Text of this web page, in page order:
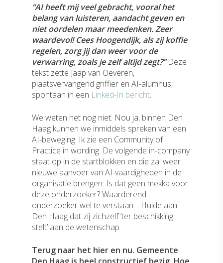
“AI heeft mij veel gebracht, vooral het
belang van luisteren, aandacht geven en
niet oordelen maar meedenken. Zeer
waardevol! Cees Hoogendijk, als zij koffie
regelen, zorg jij dan weer voor de
verwarring, zoals je zelf altijd zegt?”Deze
tekst zette Jaap van Oeveren,
plaatsvervangend griffier en AI-alumnus,
spontaan in een Linked-In bericht.
We weten het nog niet. Nou ja, binnen Den
Haag kunnen we inmiddels spreken van een
AI-beweging. Ik zie een Community of
Practice in wording. De volgende in-company
staat op in de startblokken en die zal weer
nieuwe aanvoer van AI-vaardigheden in de
organisatie brengen. Is dat geen mekka voor
deze onderzoeker? Waarderend
onderzoeker wel te verstaan… Hulde aan
Den Haag dat zij zichzelf ‘ter beschikking
stelt’ aan de wetenschap.
Terug naar het hier en nu. Gemeente